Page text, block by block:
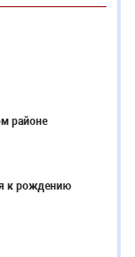
районе
к рождению